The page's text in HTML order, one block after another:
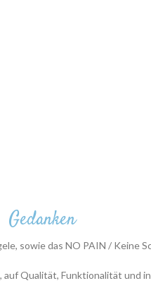
Gedanken
sowie das NO PAIN / Keine
Qualität, Funktionalität und